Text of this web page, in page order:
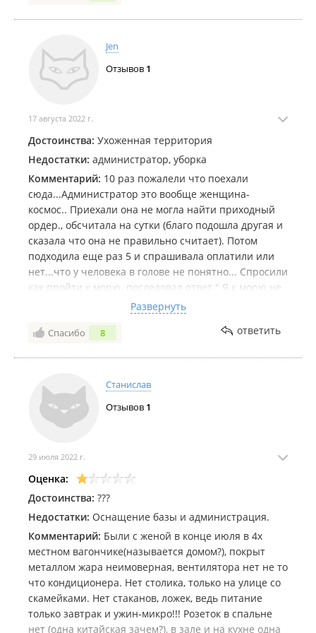
Автомобильная парковка;
Детский бассейн;
Обустроенные места для пикника;
Бесплатный Wi-Fi.
Дополнительные платные услуги:
Банный комплекс:
русская баня на дровах с дубовым
веником;
Прокат:мангалы, спортивный инвентарь;
"таблетки" и др.);
Активный отдых:организация морской и
пресноводной рыбалки, проведение экскурсий.
Организация мероприятий:На базе функционирует кафе и
банкетный зал вместимостью до 250 человек.
проведение свадеб, корпоративов, дней
рождения, выпускных вечеров и танцевальных
конкурсов.
собственных коньков);
База отдыха вЕдином реестре объектов классификации в
сфере туристской индустрии.
Jen
Отзывов 1
17 августа 2022 г.
Достоинства: Ухоженная территория
Недостатки: администратор, уборка
Комментарий: 10 раз пожалели что поехали
сюда...Администратор это вообще женщина-
космос.. Приехали она не могла найти приходный
ордер., обсчитала на сутки (благо подошла другая и
сказала что она не правильно считает). Потом
подходила еще раз 5 и спрашивала оплатили или
нет...что у человека в голове не понятно... Спросили
как пройти к морю. последовал ответ " Я к морю не
хожу, не знаю" это жесть просто. В номере после
уборки на кровати был сантиметровый слой пыли.
Постельное белье не по размеру кровати, подушки
пребывания белье не менялось , мусорное ведро
убирали пока не подойдешь и не скажешь...
отвратительно просто. Раньше на 3 дня хотели нас
выселить.. подошла эта женщина-космос и говорит
мы как бы только через 3 дня уезжаем... В общем на
эту базу больше не ногой...
Развернуть
Спасибо 8 ответить
Станислав
Отзывов 1
29 июля 2022 г.
Оценка:
Достоинства: ???
Недостатки: Оснащение базы и администрация.
Комментарий: Были с женой в конце июля в 4х
местном вагончике(называется домом?), покрыт
металлом жара неимоверная, вентилятора нет не то
что кондиционера. Нет столика, только на улице со
скамейками. Нет стаканов, ложек, ведь питание
только завтрак и ужин-микро!!! Розеток в спальне
нет (одна китайская зачем?), в зале и на кухне одна